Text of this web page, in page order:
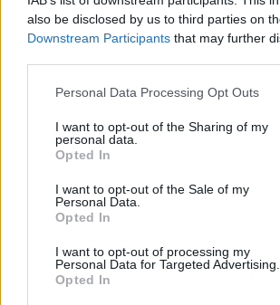
also be disclosed by us to third parties on
Downstream Participants that may further
Personal Data Processing Opt Outs
I want to opt-out of the Sharing of my
personal data.
Opted In
I want to opt-out of the Sale of my
Personal Data.
Opted In
I want to opt-out of processing my
Personal Data for Targeted Advertising.
Opted In
Alpha Bank: Για πρώτη φορά το Αρχαίο Θέατρο
ΠΕΡΙΣΣΌΤΕΡΑ ΣΕ ΑΥΤΉ ΤΗΝ